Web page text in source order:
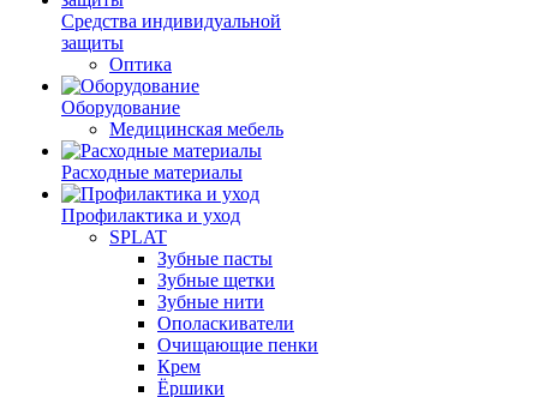
Средства индивидуальной
защиты
Оптика
Оборудование
Медицинская мебель
Расходные материалы
Профилактика и уход
SPLAT
Зубные пасты
Зубные щетки
Зубные нити
Ополаскиватели
Очищающие пенки
Крем
Ёршики